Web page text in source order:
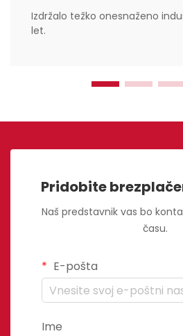
Izdržalo težko onesnaženo
let.
Pridobite
Naš predstavnik vas bo
času.
E-pošta
Ime